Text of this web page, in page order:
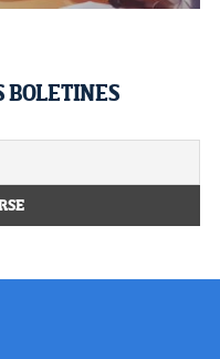
BOLETINES